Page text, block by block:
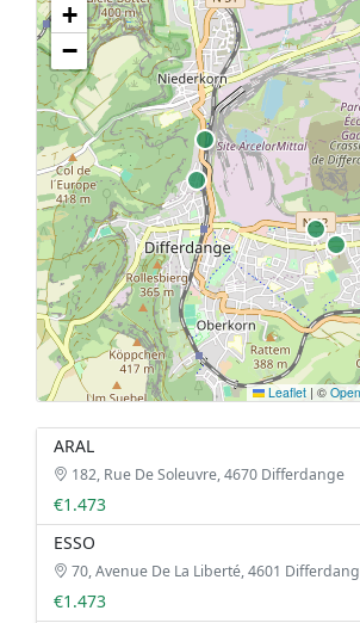
Geen tankstations met locatiegegevens
De kaart kan niet worden weergegeven zonder GPS
+
−
Leaflet | ©
ARAL
182, Rue De Soleuvre, 4670 Differdange
€1.473
ESSO
70, Avenue De La Liberté, 4601
€1.473